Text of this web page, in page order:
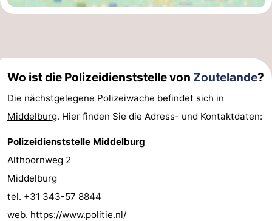
Wo ist die Polizeidienststelle von Zoutelande?
Die nächstgelegene Polizeiwache befindet sich in
Middelburg. Hier finden Sie die Adress- und Kontaktdaten:
Polizeidienststelle Middelburg
Althoornweg 2
Middelburg
tel. +31 343-57 8844
web. https://www.politie.nl/